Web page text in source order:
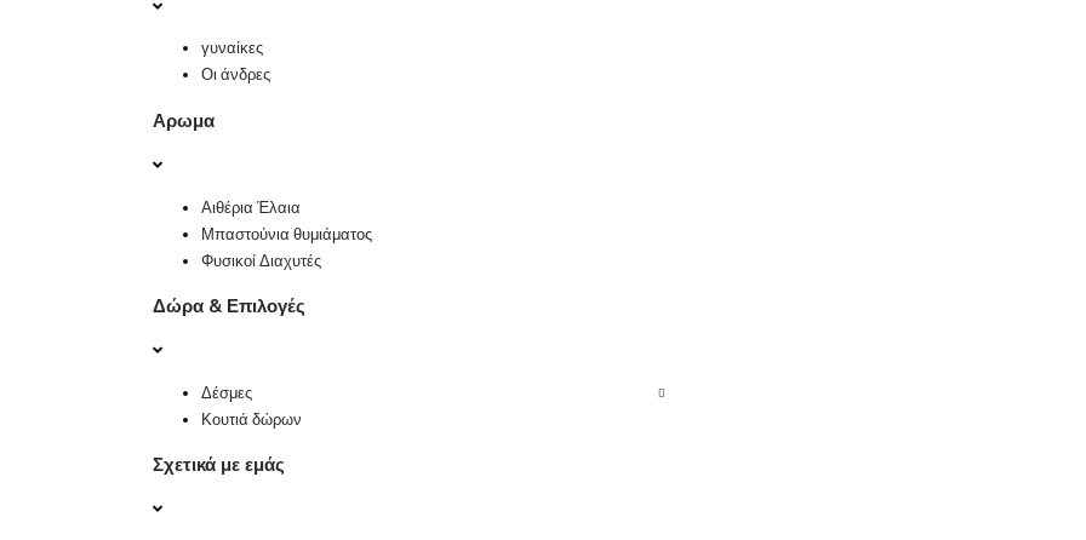
γυναίκες
Οι άνδρες
Αρωμα
Αιθέρια Έλαια
Μπαστούνια θυμιάματος
Φυσικοί Διαχυτές
Δώρα & Επιλογές
Δέσμες
Κουτιά δώρων
Σχετικά με εμάς